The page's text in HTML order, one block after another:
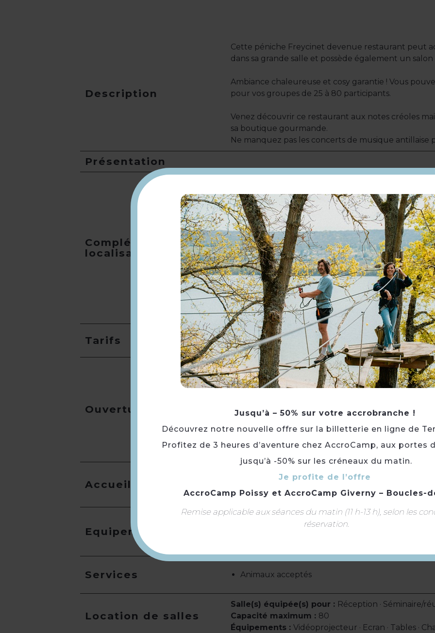
Description
Cette péniche Freycinet devenue restaurant peut
dans sa grande salle et possède également un salon
Ambiance chaleureuse et cosy garantie ! Vous
pour vos groupes de 25 à 80 participants.
Venez découvrir ce restaurant aux notes créoles
sa boutique gourmande.
Ne manquez pas les concerts de musique antillaise
Présentation
Compléments
localisation
A 1,1 km de la gare de Conflans-Sainte-Honorine
Bus arrêt Place Fouillères
En ville
Vue sur fleuve ou rivière
Les pieds dans l'eau : rivière ou fleuve
Sur le port
Piste/parcours cyclable à moins de 500 m
Halte fluviale à moins de 500 m
Tarifs Modes de paiement :Virement · American Express
Ouverture
Du 01/01 au 31/12
Ouverture le lundi, mardi et mercredi de 18h à 22h
* Du jeudi au Dimanche de 10h à 22h
* Fermé pour congés annuels du 1er au 25/11/2021
* A partir du 26/11 : ouverture du vendredi au
Accueil
Cyclistes · Randonneurs · Motards · Accueil
Tourisme adapté :Non accessible en fauteuil
Equipement
Services Animaux acceptés
Location de salles
Salle(s) équipée(s) pour : Réception · Séminaire/
Capacité maximum : 80
Équipements : Vidéoprojecteur · Ecran · Tables ·
Jusqu’à – 50% sur votre accrobranche !
Découvrez notre nouvelle offre sur la billetterie en ligne de
Profitez de 3 heures d’aventure chez AccroCamp, aux portes
jusqu’à -50% sur les créneaux du matin.
Je profite de l’offre
AccroCamp Poissy et AccroCamp Giverny – Boucles-
Remise applicable aux séances du matin (11 h-13 h), selon les
réservation.